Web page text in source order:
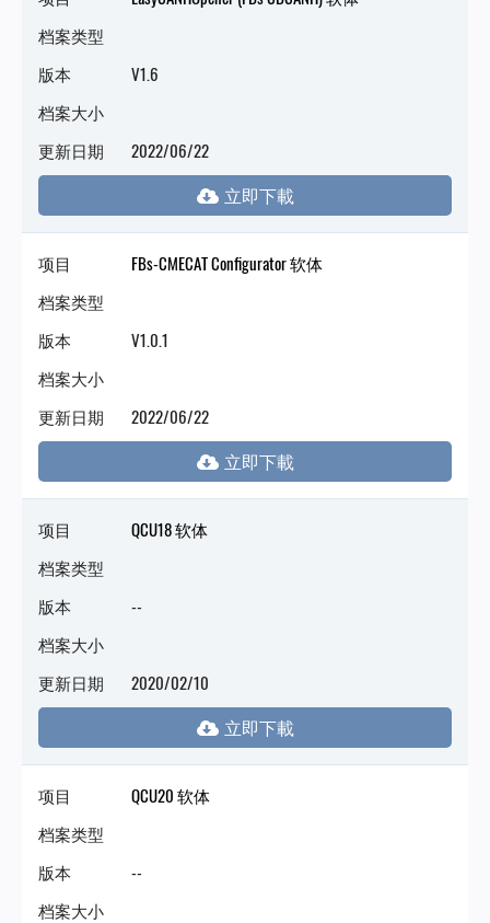
档案类型
版本
V1.6
档案大小
更新日期
2022/06/22
项目
FBs-CMECAT Configurator 软体
档案类型
版本
V1.0.1
档案大小
更新日期
2022/06/22
项目
QCU18 软体
档案类型
版本
--
档案大小
更新日期
2020/02/10
项目
QCU20 软体
档案类型
版本
--
档案大小